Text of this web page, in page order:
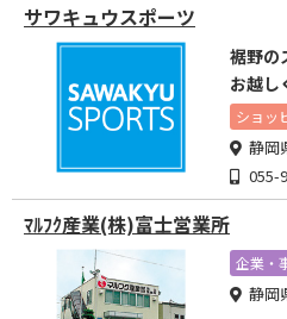
サワキュウスポーツ
裾野の
お越し
ショッ
静岡
055-
ﾏﾙﾌｸ産業(株)富士営業所
企業・
静岡